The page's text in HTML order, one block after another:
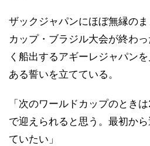
ザックジャパンにほぼ無縁の
カップ・ブラジル大会が終わ
く船出するアギーレジャパン
ある誓いを立てている。
「次のワールドカップのとき
で迎えられると思う。最初か
ていたい」